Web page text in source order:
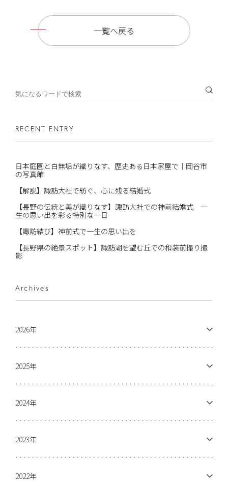
一覧へ戻る
RECENT ENTRY
日本庭園と白無垢が織りなす、歴史ある日本家屋で｜岡谷市
の写真館
【解説】諏訪大社で紡ぐ、心に残る結婚式
【長野の伝統と美が織りなす】諏訪大社での神前結婚式 一
生の思い出を彩る特別な一日
【諏訪結び】神前式で一生の思い出を
【長野県の絶景スポット】諏訪湖を望む丘での和装前撮り撮
影
Archives
2026年
2025年
2024年
2023年
2022年